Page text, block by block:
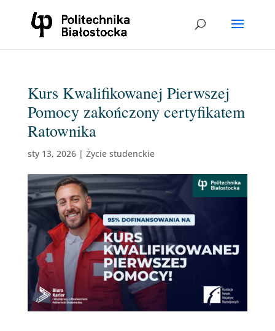
Kurs Kwalifikowanej Pierwszej
Pomocy zakończony certyfikatem
Ratownika
sty 13, 2026| Życie studenckie